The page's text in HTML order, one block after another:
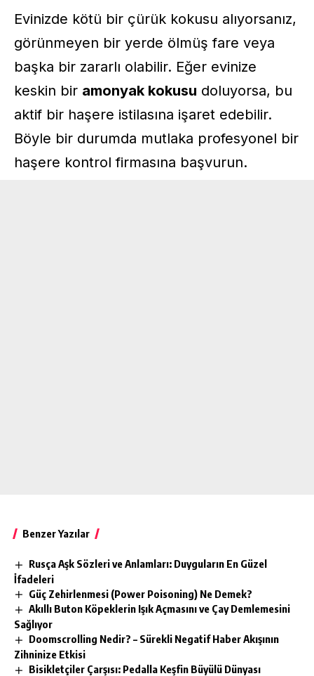
Evinizde kötü bir çürük kokusu alıyorsanız,
görünmeyen bir yerde ölmüş fare veya
başka bir zararlı olabilir. Eğer evinize
keskin bir amonyak kokusu doluyorsa, bu
aktif bir haşere istilasına işaret edebilir.
Böyle bir durumda mutlaka profesyonel bir
haşere kontrol firmasına başvurun.
Benzer Yazılar
Rusça Aşk Sözleri ve Anlamları: Duyguların En Güzel
İfadeleri
Güç Zehirlenmesi (Power Poisoning) Ne Demek?
Akıllı Buton Köpeklerin Işık Açmasını ve Çay Demlemesini
Sağlıyor
Doomscrolling Nedir? – Sürekli Negatif Haber Akışının
Zihninize Etkisi
Bisikletçiler Çarşısı: Pedalla Keşfin Büyülü Dünyası